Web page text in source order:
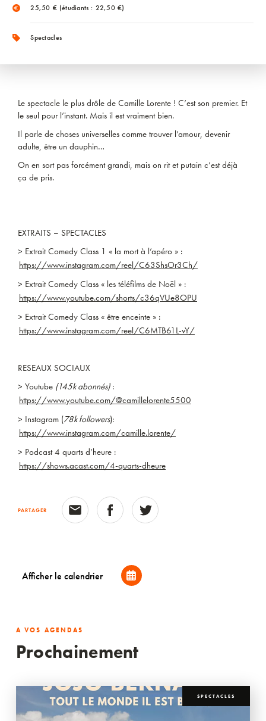
25,50 € (étudiants : 22,50 €)
Spectacles
Le spectacle le plus drôle de Camille Lorente ! C’est son premier. Et
le seul pour l’instant. Mais il est vraiment bien.
Il parle de choses universelles comme trouver l’amour, devenir
adulte, être un dauphin…
On en sort pas forcément grandi, mais on rit et putain c’est déjà
ça de pris.
EXTRAITS – SPECTACLES
> Extrait Comedy Class 1 « la mort à l’apéro » :
https://www.instagram.com/reel/C63ShsOr3Ch/
> Extrait Comedy Class « les téléfilms de Noël » :
https://www.youtube.com/shorts/c36qVUe8OPU
> Extrait Comedy Class « être enceinte » :
https://www.instagram.com/reel/C6MTB61L-vY/
RESEAUX SOCIAUX
> Youtube (145k abonnés):
https://www.youtube.com/@camillelorente5500
> Instagram (78k followers):
https://www.instagram.com/camille.lorente/
> Podcast 4 quarts d’heure :
https://shows.acast.com/4-quarts-dheure
PARTAGER
Afficher le calendrier
A VOS AGENDAS
Prochainement
SPECTACLES